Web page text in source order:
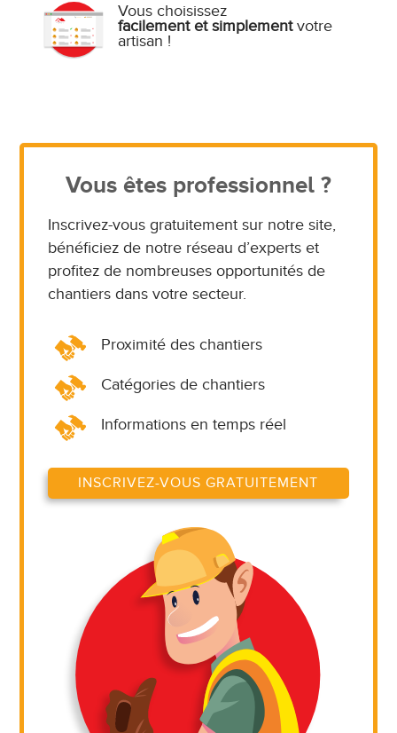
Vous choisissez
facilement et simplementvotre
artisan !
Vous êtes professionnel ?
Inscrivez-vous gratuitement sur notre site,
bénéficiez de notre réseau d’experts et
profitez de nombreuses opportunités de
chantiers dans votre secteur.
Proximité des chantiers
Catégories de chantiers
Informations en temps réel
INSCRIVEZ-VOUS GRATUITEMENT